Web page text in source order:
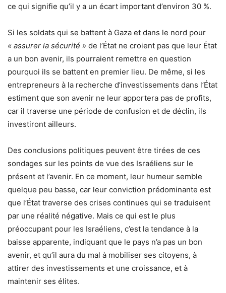
ce qui signifie qu’il y a un écart important d’environ 30 %.
Si les soldats qui se battent à Gaza et dans le nord pour
« assurer la sécurité » de l’État ne croient pas que leur État
a un bon avenir, ils pourraient remettre en question
pourquoi ils se battent en premier lieu. De même, si les
entrepreneurs à la recherche d’investissements dans l’État
estiment que son avenir ne leur apportera pas de profits,
car il traverse une période de confusion et de déclin, ils
investiront ailleurs.
Des conclusions politiques peuvent être tirées de ces
sondages sur les points de vue des Israéliens sur le
présent et l’avenir. En ce moment, leur humeur semble
quelque peu basse, car leur conviction prédominante est
que l’État traverse des crises continues qui se traduisent
par une réalité négative. Mais ce qui est le plus
préoccupant pour les Israéliens, c’est la tendance à la
baisse apparente, indiquant que le pays n’a pas un bon
avenir, et qu’il aura du mal à mobiliser ses citoyens, à
attirer des investissements et une croissance, et à
maintenir ses élites.